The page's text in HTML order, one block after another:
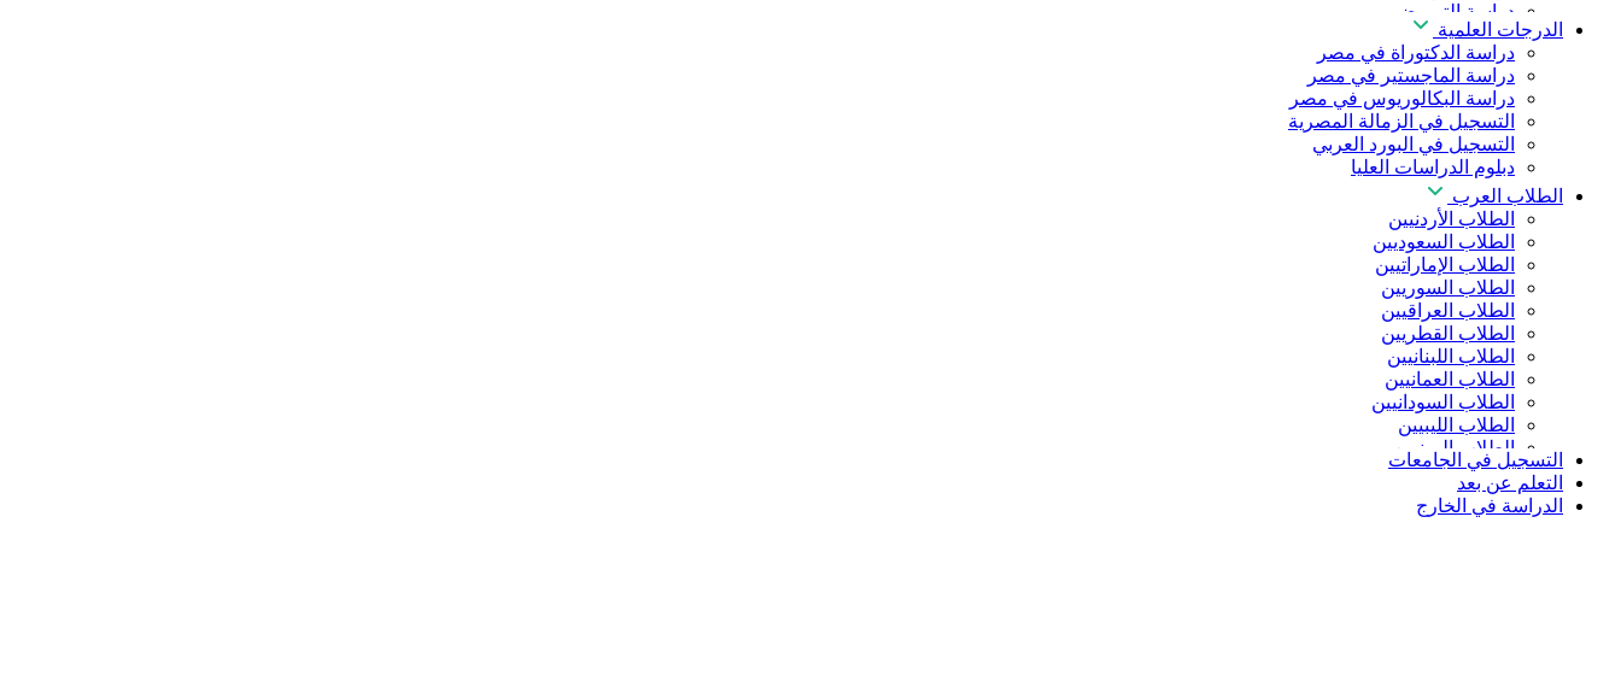
دراسة التمريض
دراسة طب الأسنان
دراسة الصيدلة
دراسة العلوم الصحية
دراسة العلاج الطبيعي
دراسة الذكاء الاصطناعي
دراسة الأمن السيبراني
الدرجات العلمية
دراسة الدكتوراة في مصر
دراسة الماجستير في مصر
دراسة البكالوريوس في مصر
التسجيل في الزمالة المصرية
التسجيل في البورد العربي
دبلوم الدراسات العليا
الطلاب العرب
الطلاب الأردنيين
الطلاب السعوديين
الطلاب الإماراتيين
الطلاب السوريين
الطلاب العراقيين
الطلاب القطريين
الطلاب اللبنانيين
الطلاب العمانيين
الطلاب السودانيين
الطلاب الليبيين
الطلاب اليمنيين
التسجيل في الجامعات
التعلم عن بعد
الدراسة في الخارج